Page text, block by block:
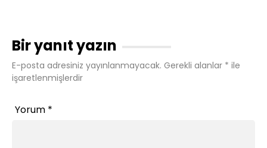
Bir yanıt yazın
E-posta adresiniz yayınlanmayacak. Gerekli alanlar * ile
işaretlenmişlerdir
Yorum *